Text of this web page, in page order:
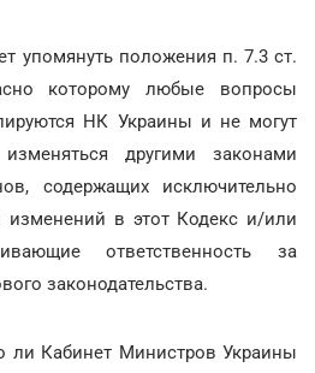
упомянуть положения п. 7.3 ст.
которому любые вопросы
НК Украины и не могут
другими законами
содержащих исключительно
в этот Кодекс и/или
ответственность за
законодательства.
ли Кабинет Министров Украины